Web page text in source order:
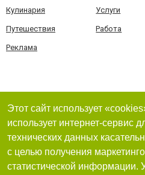
Кулинария Услуги
Путешествия Работа
Реклама
Этот сайт использует
использует интернет-сервис
технических данных
с целью получения
статистической информации.